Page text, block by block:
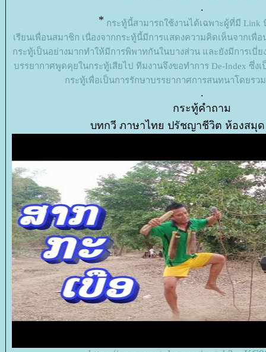
.
* กระทู้นี้สามารถใช้งานได้เฉพาะผู้ที่มี Link
เรียนเพื่อนสมาชิก เนื่องจากกระทู้นี้มีการแสดงความคิดเห็นจากเพื่
กระทู้เป็นอย่างมากทำให้มีการพิพาทกันในบางส่วน และยังมีการเบี่ย
บรรยากาศพูดคุยในกระทู้เสียไป ทีมงานจึงขอทำการ De-Index ซึ่ง
กระทู้เพื่อเป็นการรักษาบรรยากาศการสนทนาโดยรว
.
กระทู้คำถาม
บทกวี ภาษาไทย ปรัชญาชีวิต ห้องสมุ